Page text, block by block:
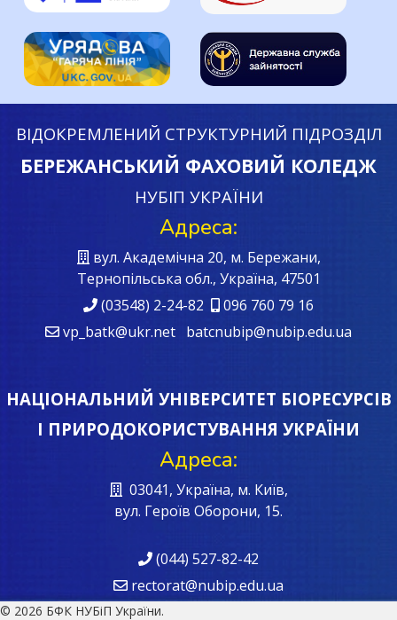
ВІДОКРЕМЛЕНИЙ СТРУКТУРНИЙ ПІДРОЗДІЛ
БЕРЕЖАНСЬКИЙ ФАХОВИЙ КОЛЕДЖ
НУБІП УКРАЇНИ
Адреса:
вул. Академічна 20, м. Бережани,
Тернопільська обл., Україна, 47501
(03548) 2-24-82
096 760 79 16
vp_batk@ukr.net batcnubip@nubip.edu.ua
НАЦІОНАЛЬНИЙ УНІВЕРСИТЕТ БІОРЕСУРСІВ
І ПРИРОДОКОРИСТУВАННЯ УКРАЇНИ
Адреса:
03041, Україна, м. Київ,
вул. Героїв Oборони, 15.
(044) 527-82-42
rectorat@nubip.edu.ua
© 2026 БФК НУБіП України.